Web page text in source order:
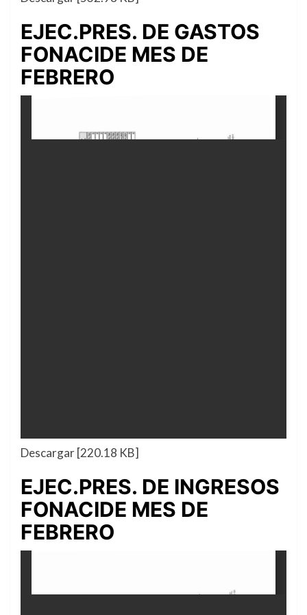
EJEC.PRES. DE GASTOS
FONACIDE MES DE
FEBRERO
Descargar [220.18 KB]
EJEC.PRES. DE INGRESOS
FONACIDE MES DE
FEBRERO